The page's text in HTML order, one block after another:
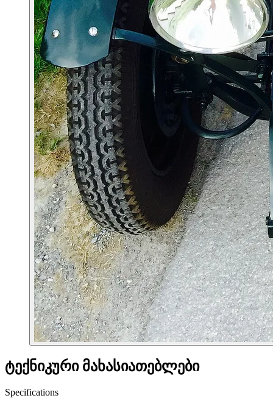
ტექნიკური მახასიათებლები
Specifications